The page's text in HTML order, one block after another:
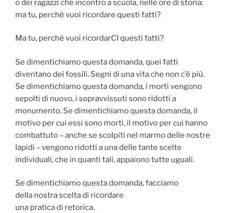
o dei ragazzi che incontro a scuola, nelle ore di storia:
ma tu, perché vuoi ricordare questi fatti?
Ma tu, perché vuoi ricordarCI questi fatti?
Se dimentichiamo questa domanda, quei fatti
diventano dei fossili. Segni di una vita che non c’è più.
Se dimentichiamo questa domanda, i morti vengono
sepolti di nuovo, i sopravvissuti sono ridotti a
monumento. Se dimentichiamo questa domanda, il
motivo per cui essi sono morti, il motivo per cui hanno
combattuto – anche se scolpiti nel marmo delle nostre
lapidi – vengono ridotti a una delle tante scelte
individuali, che in quanti tali, appaiono tutte uguali.
Se dimentichiamo questa domanda, facciamo
della nostra scelta di ricordare
una pratica di retorica.